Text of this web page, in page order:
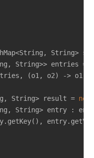
String>
String>> entries =
o2) ->
String> result = new
String> entry :